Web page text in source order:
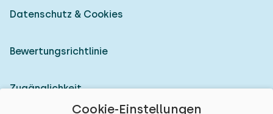
Cookie-Einstellungen
Datenschutz & Cookies
Bewertungsrichtlinie
Zugänglichkeit